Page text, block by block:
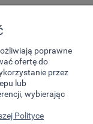
poprawne
ofertę do
przez
lub
wybierając
Polityce